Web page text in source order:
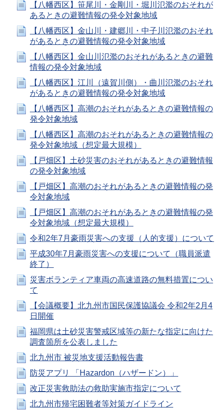
【八幡西区】笹尾川・金剛川・堀川氾濫のおそれが
あるときの避難情報の発令対象地域
【八幡西区】金山川・建郷川・中子川氾濫のおそれ
があるときの避難情報の発令対象地域
【八幡西区】金山川氾濫のおそれがあるときの避難
情報の発令対象地域
【八幡西区】江川（遠賀川側）・曲川氾濫のおそれ
があるときの避難情報の発令対象地域
【八幡西区】高潮のおそれがあるときの避難情報の
発令対象地域
【八幡西区】高潮のおそれがあるときの避難情報の
発令対象地域（想定最大規模）
【戸畑区】土砂災害のおそれがあるときの避難情報
の発令対象地域
【戸畑区】高潮のおそれがあるときの避難情報の発
令対象地域
【戸畑区】高潮のおそれがあるときの避難情報の発
令対象地域（想定最大規模）
令和2年7月豪雨災害への支援（人的支援）について
平成30年7月豪雨災害への支援について（職員派遣
終了）
災害ボランティア車両の高速道路の無料措置につい
て
【会議概要】北九州市国民保護協議会 令和2年2月4
日開催
福岡県は土砂災害警戒区域等の新たな指定に向けた
調査箇所を公表しました
北九州市 被災地支援活動報告書
防災アプリ 「Hazardon（ハザードン）」
改正災害救助法の救助実施市指定について
北九州市帰宅困難者等対策ガイドライン